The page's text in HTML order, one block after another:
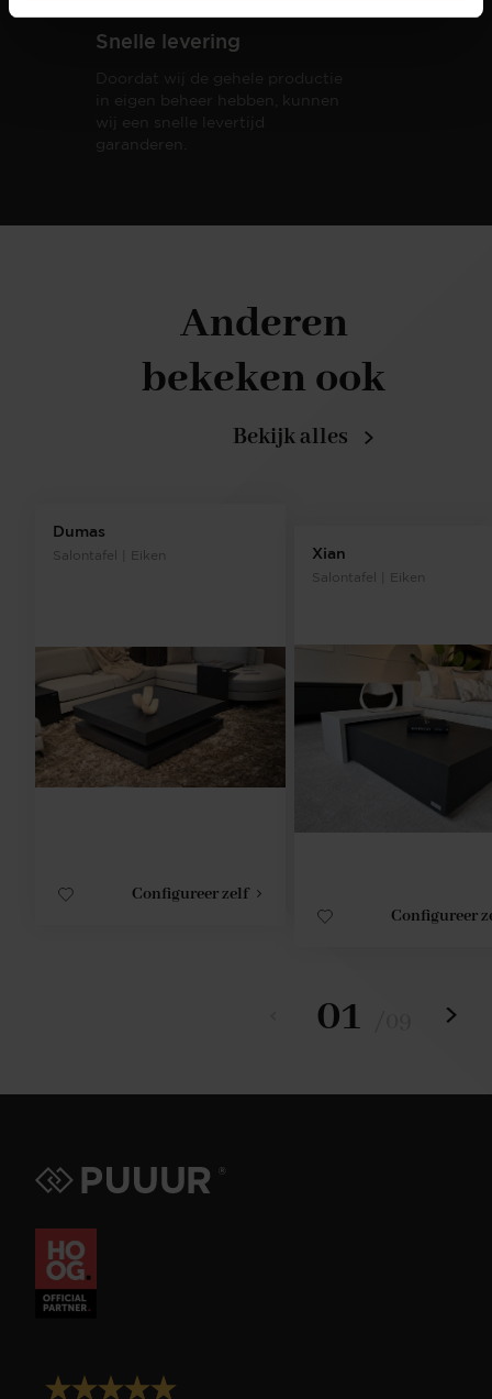
Snelle levering
Doordat wij de gehele productie
in eigen beheer hebben, kunnen
wij een snelle levertijd
garanderen.
Dumas
Salontafel | Eiken
Configureer zelf
Xian
Salontafel | Eiken
Configureer
Anderen
bekeken ook
Bekijk alles
01